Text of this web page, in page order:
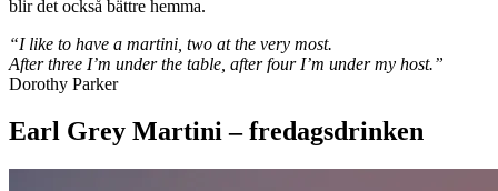
blir det också bättre hemma.
“I like to have a martini, two at the very most.
After three I’m under the table, after four I’m under my host.”
Dorothy Parker
Earl Grey Martini – fredagsdrinken